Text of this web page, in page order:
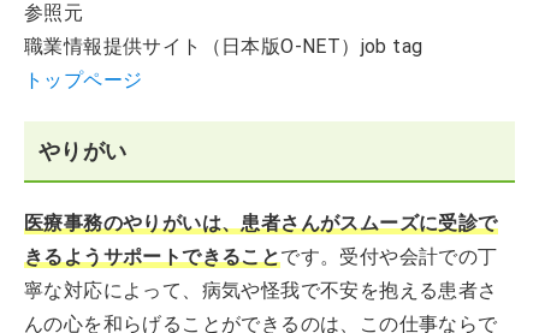
参照元
職業情報提供サイト（日本版O-NET）job tag
トップページ
やりがい
医療事務のやりがいは、患者さんがスムーズに受診で
きるようサポートできることです。受付や会計での丁
寧な対応によって、病気や怪我で不安を抱える患者さ
んの心を和らげることができるのは、この仕事ならで